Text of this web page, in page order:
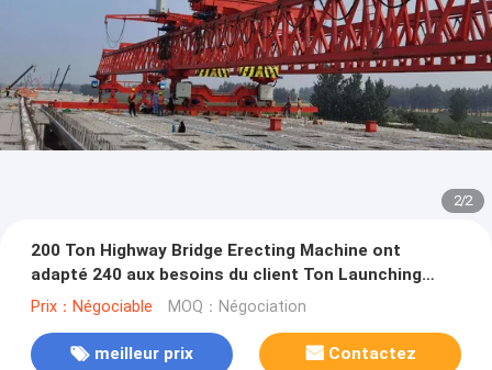
2/2
200 Ton Highway Bridge Erecting Machine ont
adapté 240 aux besoins du client Ton Launching
Gantry Crane
Prix：Négociable MOQ：Négociation
meilleur prix Contactez